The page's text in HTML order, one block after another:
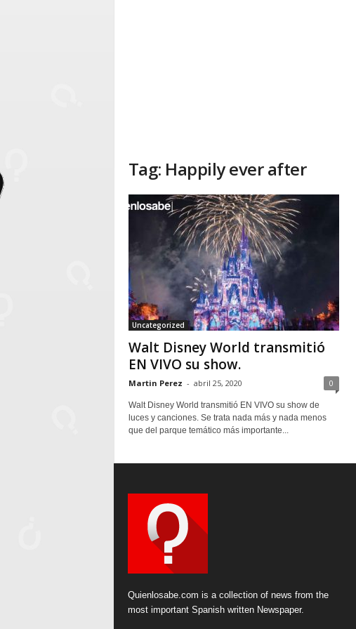
Tag: Happily ever after
Uncategorized
Walt Disney World transmitió
EN VIVO su show.
Martin Perez - abril 25, 2020 0
Walt Disney World transmitió EN VIVO su show de
luces y canciones. Se trata nada más y nada menos
que del parque temático más importante...
Quienlosabe.com is a collection of news from the
most important Spanish written Newspaper.